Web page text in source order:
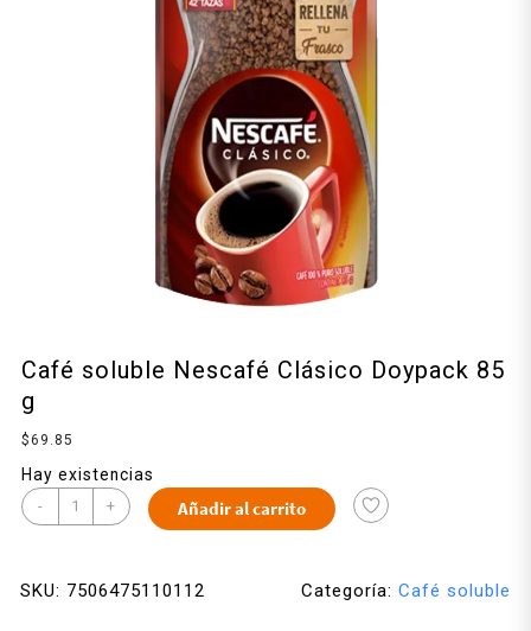
Café soluble Nescafé Clásico Doypack 85
g
$69.85
Hay existencias
- + Añadir al carrito
SKU: 7506475110112 Categoría: Café soluble